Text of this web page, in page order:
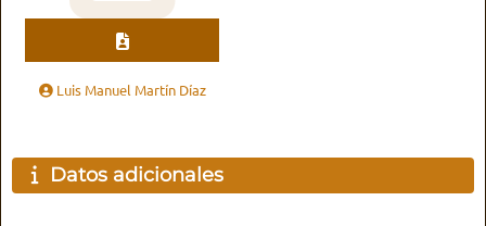
Luis Manuel Martín Díaz
Datos adicionales